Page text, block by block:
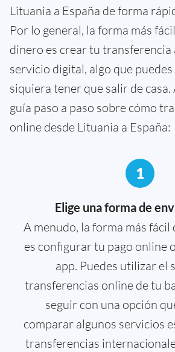
Lituania a España de forma
Por lo general, la forma más
dinero es crear tu transferencia
servicio digital, algo que
siquiera tener que salir de
guía paso a paso sobre cómo
online desde Lituania a España:
1
Elige una forma de
A menudo, la forma más
es configurar tu pago online
app. Puedes utilizar el
transferencias online de tu
seguir con una opción
comparar algunos servicios
transferencias